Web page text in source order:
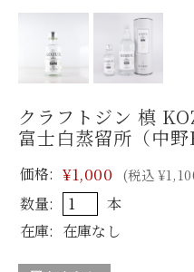
クラフトジン 槙
富士白蒸留所（中野
価格: ¥1,000 (税込
数量:
本
在庫: 在庫なし